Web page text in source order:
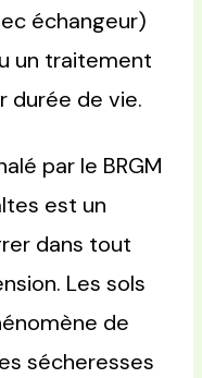
échangeur)
un traitement
durée de vie.
par le BRGM
est un
dans tout
Les sols
de
sécheresses